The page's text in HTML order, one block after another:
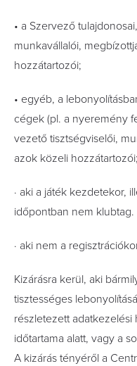
• a Szervező
munkavállalói,
hozzátartozói;
• egyéb, a
cégek (pl. a nyeremény
vezető tisztségviselői,
azok közeli hozzátartozói;
· aki a játék kezdetekor,
időpontban nem klubtag.
· aki nem a
Kizárásra kerül, aki
tisztességes
részletezett adatkezelési
időtartama alatt, vagy a
A kizárás tényéről a